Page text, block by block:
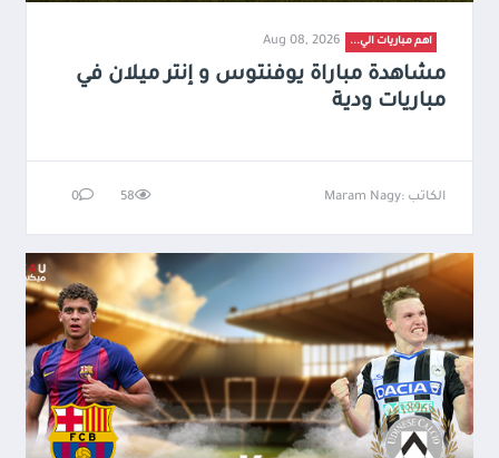
اهم مباريات الي... Aug 08, 2026
مشاهدة مباراة يوفنتوس و إنتر ميلان في
مباريات ودية
الكاتب :Maram Nagy 58
0